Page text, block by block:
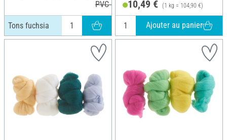
PVC 10,99 €
Tons fuchsia
10,49 € (1 kg = 104,90 €)
Ajouter au panier